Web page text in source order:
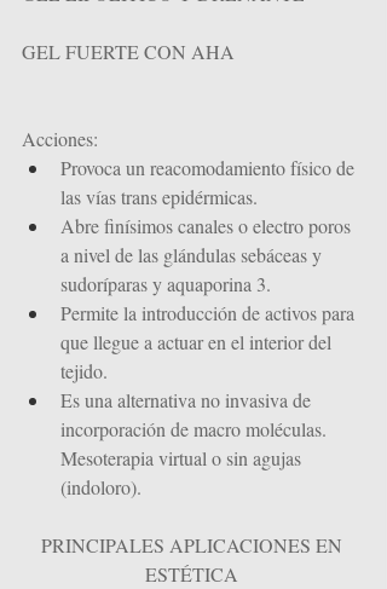
GEL FUERTE CON AHA
Acciones:
Provoca un reacomodamiento físico de
las vías trans epidérmicas.
Abre finísimos canales o electro poros
a nivel de las glándulas sebáceas y
sudoríparas y aquaporina 3.
Permite la introducción de activos para
que llegue a actuar en el interior del
tejido.
Es una alternativa no invasiva de
incorporación de macro moléculas.
Mesoterapia virtual o sin agujas
(indoloro).
PRINCIPALES APLICACIONES EN
ESTÉTICA